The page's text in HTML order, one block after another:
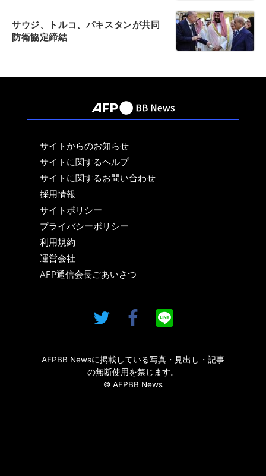
サウジ、トルコ、パキスタンが共同
防衛協定締結
サイトからのお知らせ
サイトに関するヘルプ
サイトに関するお問い合わせ
採用情報
サイトポリシー
プライバシーポリシー
利用規約
運営会社
AFP通信会長ごあいさつ
AFPBB Newsに掲載している写真・見出し・記事
の無断使用を禁じます。
© AFPBB News